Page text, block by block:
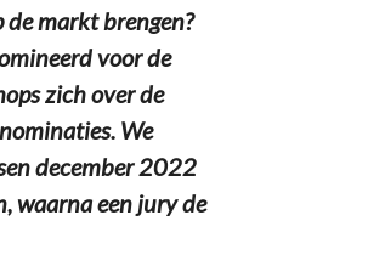
markt brengen?
voor de
zich over de
We
december 2022
waarna een jury de